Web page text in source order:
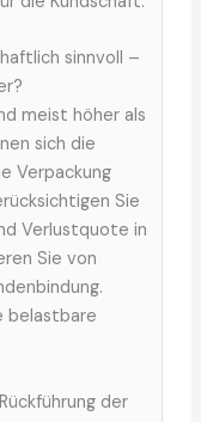
sinnvoll –
meist höher als
sich die
Verpackung
Sie
Verlustquote in
Sie von
belastbare
der